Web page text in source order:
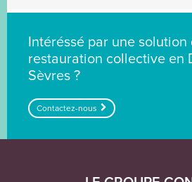
Intéréssé par une solution
restauration collective en
Sèvres ?
Contactez-nous